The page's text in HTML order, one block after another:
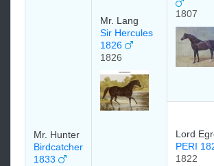
Mr. Hunter
Birdcatcher
1833
Mr. Lang
Sir Hercules
1826
1826
1807
Lord
PERI
1822